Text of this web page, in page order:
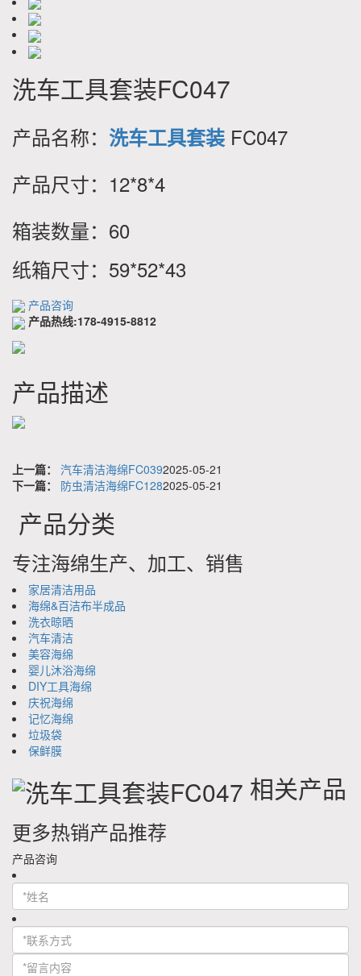
洗车工具套装FC047
产品名称： 洗车工具套装 FC047
产品尺寸：12*8*4
箱装数量：60
纸箱尺寸：59*52*43
产品咨询
产品热线:178-4915-8812
产品描述
上一篇： 汽车清洁海绵FC0392025-05-21
下一篇：
防虫清洁海绵FC1282025-05-21
产品分类
专注海绵生产、加工、销售
家居清洁用品
海绵&百洁布半成品
洗衣晾晒
汽车清洁
美容海绵
婴儿沐浴海绵
DIY工具海绵
庆祝海绵
记忆海绵
垃圾袋
保鲜膜
相关产品
更多热销产品推荐
产品咨询